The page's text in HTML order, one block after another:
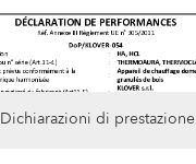
Dichiarazioni di prestazione